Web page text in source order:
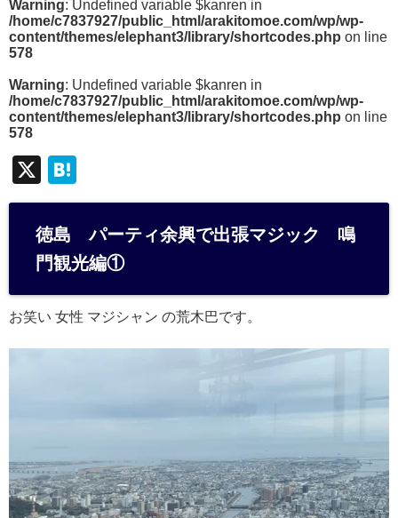
Warning: Undefined variable $kanren in
/home/c7837927/public_html/arakitomoe.com/wp/wp-
content/themes/elephant3/library/shortcodes.php on line
578
Warning: Undefined variable $kanren in
/home/c7837927/public_html/arakitomoe.com/wp/wp-
content/themes/elephant3/library/shortcodes.php on line
578
X
at
e
n
徳島 パーティ余興で出張マジック 鳴
門観光編①
お笑い 女性 マジシャン の荒木巴です。